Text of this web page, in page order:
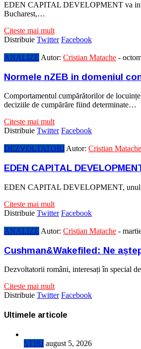
EDEN CAPITAL DEVELOPMENT va
Bucharest,…
Citeste mai mult
Distribuie Twitter Facebook
ANALIZE Autor: Cristian Matache -
Normele nZEB in domeniul
Comportamentul cumpărătorilor de
deciziile de cumpărăre fiind determinate…
Citeste mai mult
Distribuie Twitter Facebook
DEZVOLTATORIAutor: Cristian Matache
EDEN CAPITAL
EDEN CAPITAL DEVELOPMENT, unul
Citeste mai mult
Distribuie Twitter Facebook
ANALIZE Autor: Cristian Matache -
Cushman&Wakefiled: Ne
Dezvoltatorii români, interesați în special
Citeste mai mult
Distribuie Twitter Facebook
Ultimele articole
STIRI august 5, 2026